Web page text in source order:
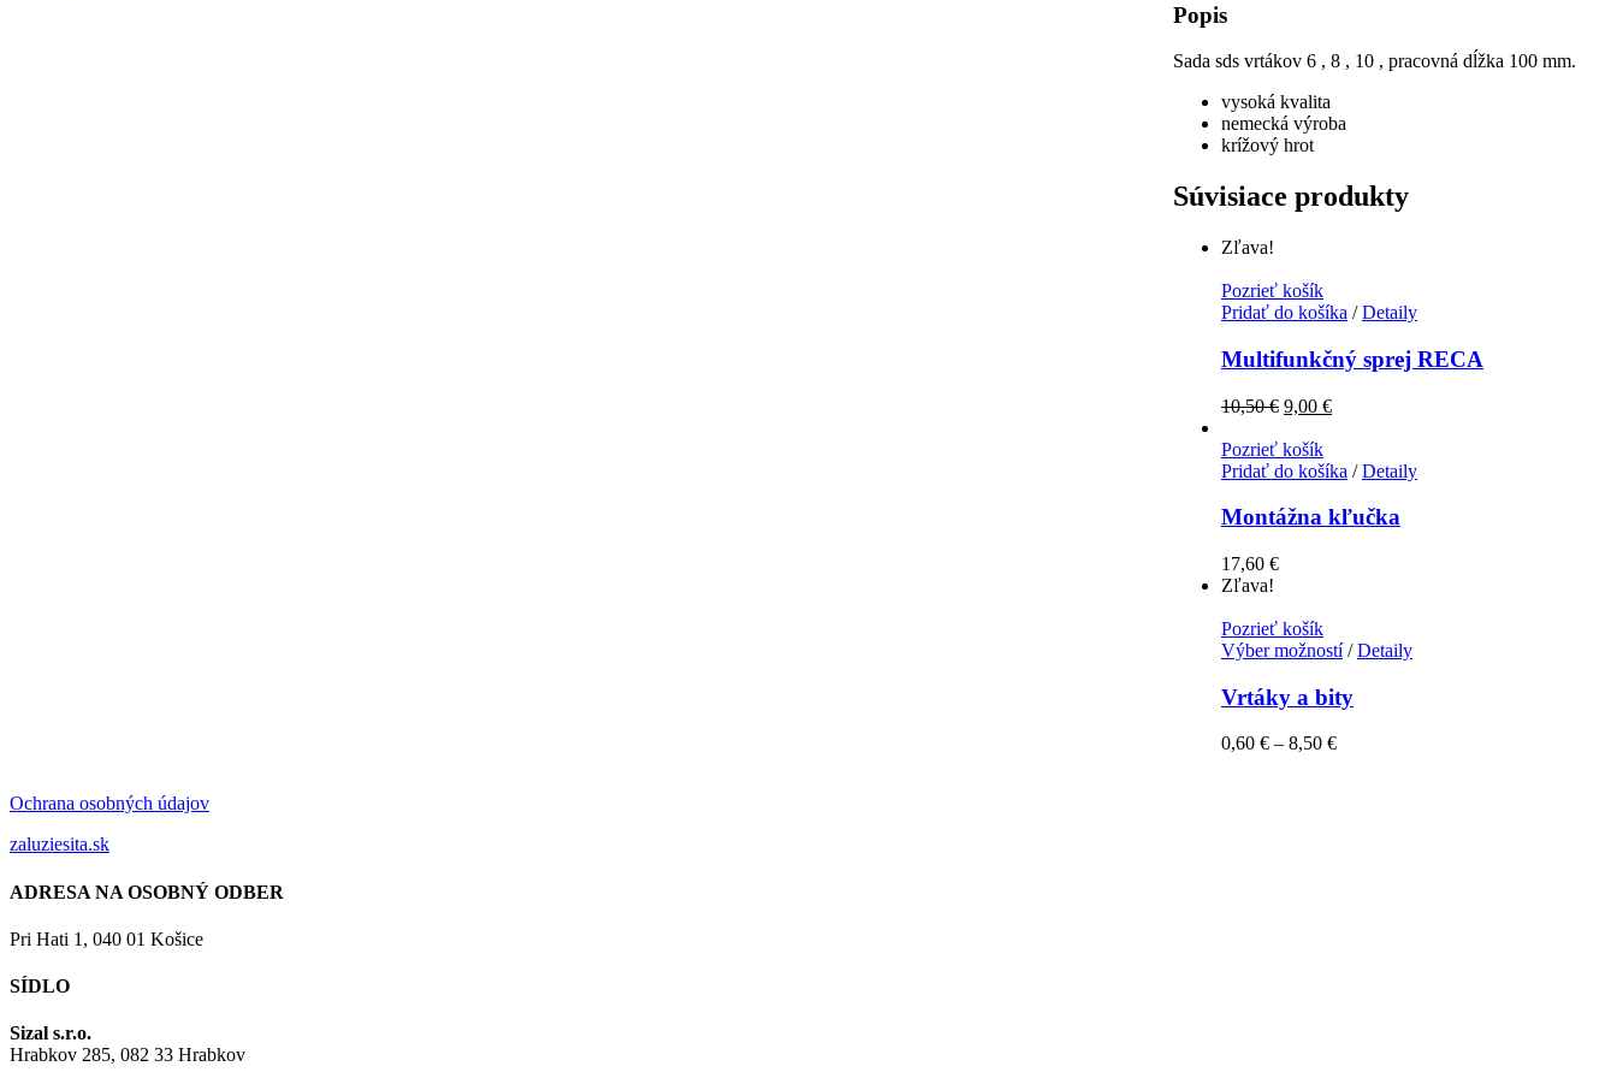
Popis
Sada sds vrtákov 6 , 8 , 10 , pracovná dĺžka 100 mm.
vysoká kvalita
nemecká výroba
krížový hrot
Súvisiace produkty
Zľava!
Pozrieť košík
Pridať do košíka / Detaily
Multifunkčný sprej RECA
10,50€ 9,00 €
Pozrieť košík
Pridať do košíka / Detaily
Montážna kľučka
17,60 €
Zľava!
Pozrieť košík
Výber možností/ Detaily
Vrtáky a bity
0,60 € – 8,50 €
Ochrana osobných údajov
zaluziesita.sk
ADRESA NA OSOBNÝ ODBER
Pri Hati 1, 040 01 Košice
SÍDLO
Sizal s.r.o.
Hrabkov 285, 082 33 Hrabkov